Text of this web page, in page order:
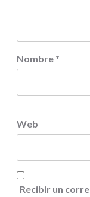
Nombre *
Web
Recibir un